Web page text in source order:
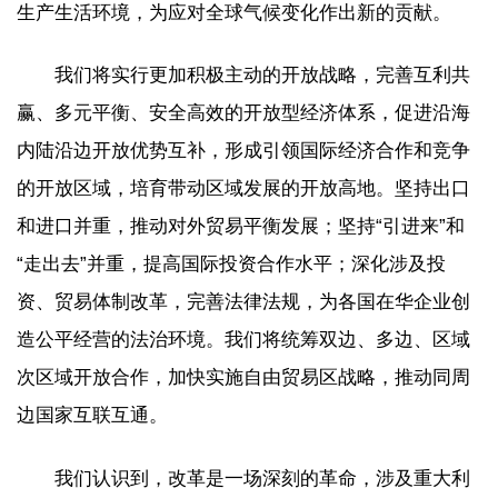
生产生活环境，为应对全球气候变化作出新的贡献。
我们将实行更加积极主动的开放战略，完善互利共
赢、多元平衡、安全高效的开放型经济体系，促进沿海
内陆沿边开放优势互补，形成引领国际经济合作和竞争
的开放区域，培育带动区域发展的开放高地。坚持出口
和进口并重，推动对外贸易平衡发展；坚持“引进来”和
“走出去”并重，提高国际投资合作水平；深化涉及投
资、贸易体制改革，完善法律法规，为各国在华企业创
造公平经营的法治环境。我们将统筹双边、多边、区域
次区域开放合作，加快实施自由贸易区战略，推动同周
边国家互联互通。
我们认识到，改革是一场深刻的革命，涉及重大利